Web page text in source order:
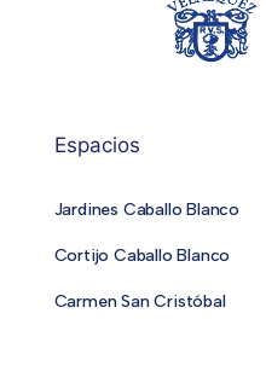
Espacios
Jardines Caballo Blanco
Cortijo Caballo Blanco
Carmen San Cristóbal